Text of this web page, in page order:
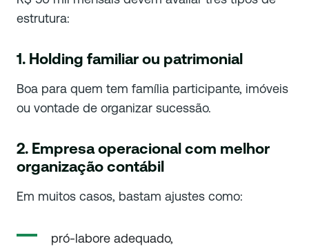
estrutura:
1. Holding familiar ou patrimonial
Boa para quem tem família participante, imóveis
ou vontade de organizar sucessão.
2. Empresa operacional com melhor
organização contábil
Em muitos casos, bastam ajustes como:
pró-labore adequado,